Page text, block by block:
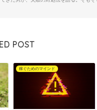
POST
稼ぐためのマインド